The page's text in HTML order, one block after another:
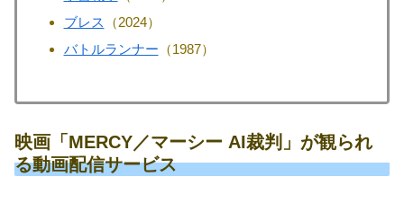
ブレス （2024）
バトルランナー （1987）
映画「MERCY／マーシー AI裁判」が観られ
る動画配信サービス